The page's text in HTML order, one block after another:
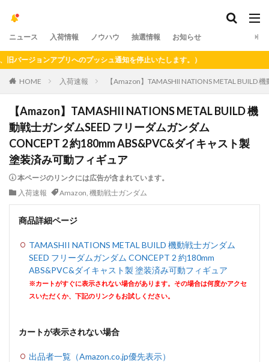
ニュース 入荷情報 ノウハウ 抽選情報 お知らせ
ョンアプリへのプッシュ通知を停止いたします。）
HOME 入荷速報 【Amazon】TAMASHII NATIONS METAL BUILD
【Amazon】TAMASHII NATIONS METAL BUILD 機
動戦士ガンダムSEED フリーダムガンダム
CONCEPT 2 約180mm ABS&PVC&ダイキャスト製
塗装済み可動フィギュア
本ページのリンクには広告が含まれています。
入荷速報
Amazon, 機動戦士ガンダム
商品詳細ページ
TAMASHII NATIONS METAL BUILD 機動戦士ガンダム
SEED フリーダムガンダム CONCEPT 2 約180mm
ABS&PVC&ダイキャスト製 塗装済み可動フィギュア
※カートがすぐに表示されない場合があります。その場合は何度かアクセ
スいただくか、下記のリンクもお試しください。
カートが表示されない場合
出品者一覧（Amazon.co.jp優先表示）